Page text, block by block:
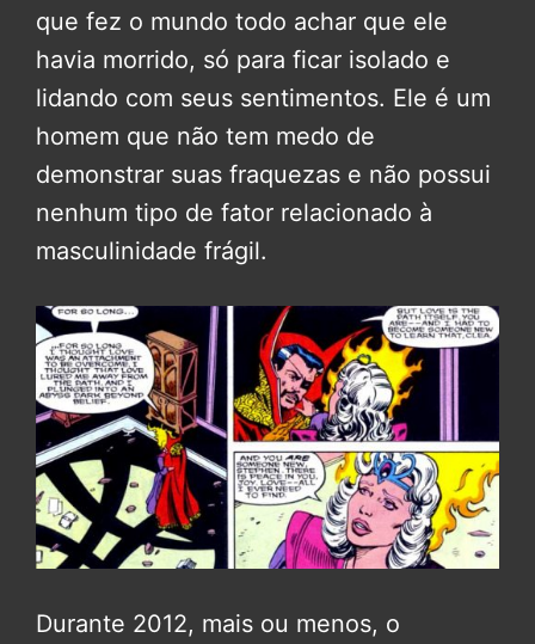
que fez o mundo todo achar que ele
havia morrido, só para ficar isolado e
lidando com seus sentimentos. Ele é um
homem que não tem medo de
demonstrar suas fraquezas e não possui
nenhum tipo de fator relacionado à
masculinidade frágil.
Durante 2012, mais ou menos, o